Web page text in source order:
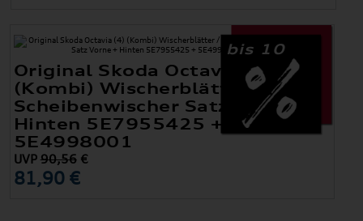
bis 10
Original Skoda Octavia (4)
(Kombi) Wischerblätter /
Scheibenwischer Satz Vorne +
Hinten 5E7955425 +
5E4998001
UVP 90,56€
81,90 €